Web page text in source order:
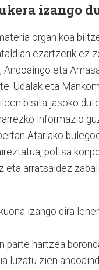
izango
organikoa
ezartzerik ez
eta
Udalak eta
bisita jasoko
informazio
Atariako
poltsa
eta arratsaldez
izango dira
parte hartzea
luzatu zien